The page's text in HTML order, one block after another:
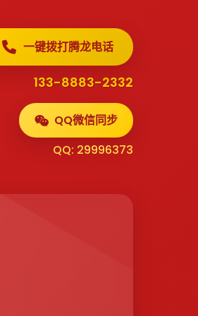
一键拨打腾龙电话
133-8883-2332
QQ微信同步
QQ: 29996373